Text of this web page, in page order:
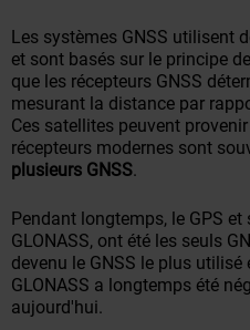
Les systèmes GNSS utilisent
et sont basés sur le principe
que les récepteurs GNSS
mesurant la distance par
Ces satellites peuvent
récepteurs modernes sont
plusieurs GNSS.
Pendant longtemps, le GPS
GLONASS, ont été les seuls
devenu le GNSS le plus
GLONASS a longtemps été
aujourd'hui.